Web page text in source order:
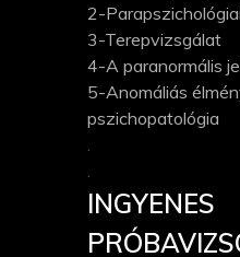
2-
3-Terepvizsgálat
4-A paranormális
5-Anomáliás
pszichopatológia
INGYENES